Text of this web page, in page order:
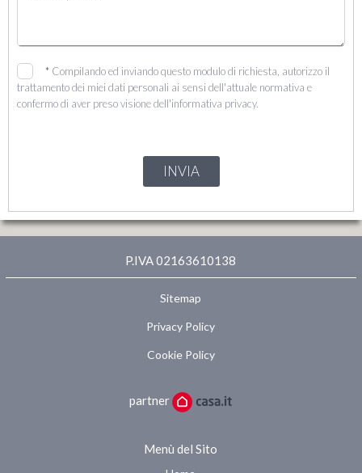
* Compilando ed inviando questo modulo di richiesta, autorizzo il
trattamento dei miei dati personali ai sensi dell'attuale normativa e
confermo di aver preso visione dell'informativa privacy.
INVIA
P.IVA 02163610138
Sitemap
Privacy Policy
Cookie Policy
partner
Menù del Sito